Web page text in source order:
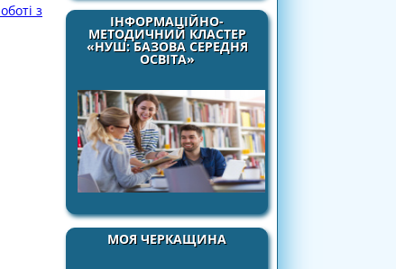
ІНФОРМАЦІЙНО-
МЕТОДИЧНИЙ КЛАСТЕР
«НУШ: БАЗОВА СЕРЕДНЯ
ОСВІТА»
МОЯ ЧЕРКАЩИНА
з